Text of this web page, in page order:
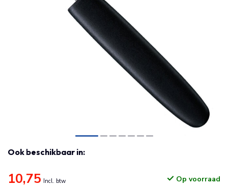
Ook beschikbaar in:
10,75 Incl. btw Op voorraad